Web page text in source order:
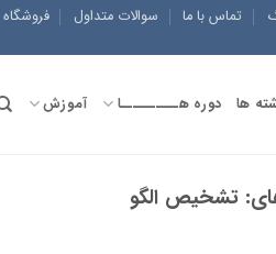
تماس با ما سوالات متداول فروشگاه
ها دوره هــــــــــا آموزش
تشخیص الگو